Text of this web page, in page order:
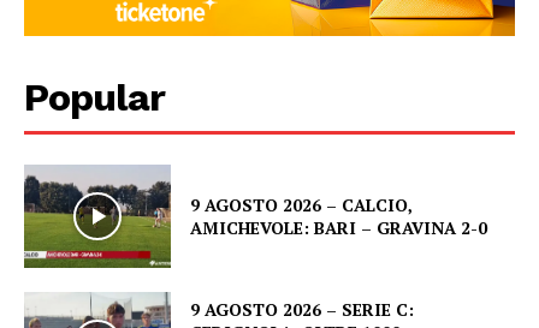
Popular
9 AGOSTO 2026 – CALCIO,
AMICHEVOLE: BARI – GRAVINA 2-0
9 AGOSTO 2026 – SERIE C: